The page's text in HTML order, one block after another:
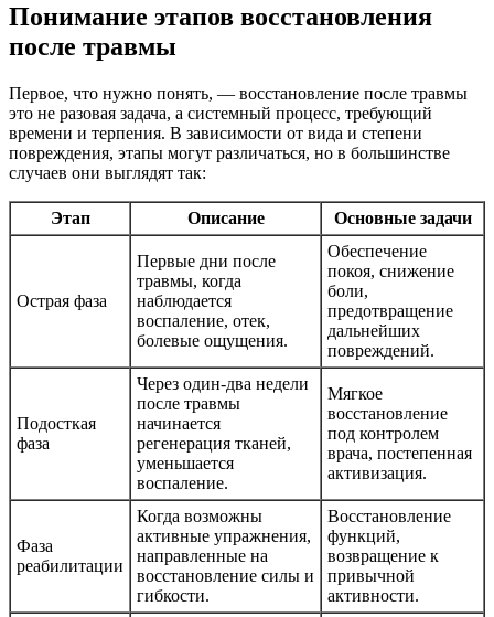
Понимание этапов восстановления
после травмы
Первое, что нужно понять, — восстановление после травмы
это не разовая задача, а системный процесс, требующий
времени и терпения. В зависимости от вида и степени
повреждения, этапы могут различаться, но в большинстве
случаев они выглядят так:
Этап Описание Основные задачи
Острая фаза
Первые дни после
травмы, когда
наблюдается
воспаление, отек,
болевые ощущения.
Обеспечение
покоя, снижение
боли,
предотвращение
дальнейших
повреждений.
Подосткая
фаза
Через один-два недели
после травмы
начинается
регенерация тканей,
уменьшается
воспаление.
Мягкое
восстановление
под контролем
врача, постепенная
активизация.
Фаза
реабилитации
Когда возможны
активные упражнения,
направленные на
восстановление силы и
гибкости.
Восстановление
функций,
возвращение к
привычной
активности.